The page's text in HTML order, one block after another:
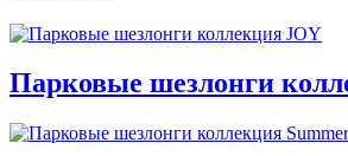
Парковые шезлонги